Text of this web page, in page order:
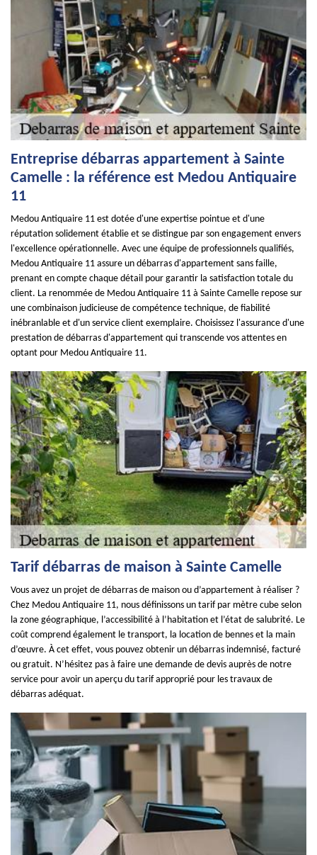
Entreprise débarras appartement à Sainte
Camelle : la référence est Medou Antiquaire
11
Medou Antiquaire 11 est dotée d'une expertise pointue et d'une
réputation solidement établie et se distingue par son engagement envers
l'excellence opérationnelle. Avec une équipe de professionnels qualifiés,
Medou Antiquaire 11 assure un débarras d'appartement sans faille,
prenant en compte chaque détail pour garantir la satisfaction totale du
client. La renommée de Medou Antiquaire 11 à Sainte Camelle repose sur
une combinaison judicieuse de compétence technique, de fiabilité
inébranlable et d'un service client exemplaire. Choisissez l'assurance d'une
prestation de débarras d'appartement qui transcende vos attentes en
optant pour Medou Antiquaire 11.
Tarif débarras de maison à Sainte Camelle
Vous avez un projet de débarras de maison ou d’appartement à réaliser ?
Chez Medou Antiquaire 11, nous définissons un tarif par mètre cube selon
la zone géographique, l’accessibilité à l’habitation et l’état de salubrité. Le
coût comprend également le transport, la location de bennes et la main
d’œuvre. À cet effet, vous pouvez obtenir un débarras indemnisé, facturé
ou gratuit. N’hésitez pas à faire une demande de devis auprès de notre
service pour avoir un aperçu du tarif approprié pour les travaux de
débarras adéquat.